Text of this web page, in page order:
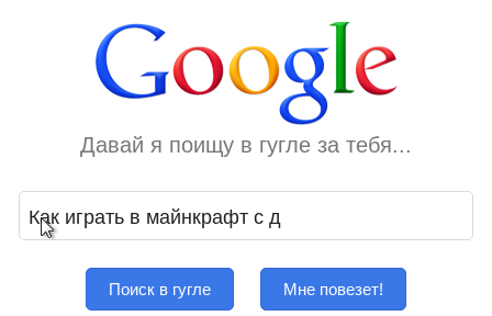
Давай я поищу в гугле за тебя...
Поиск в гугле Мне повезет!